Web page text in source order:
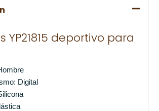
YP21815 deportivo para
Digital